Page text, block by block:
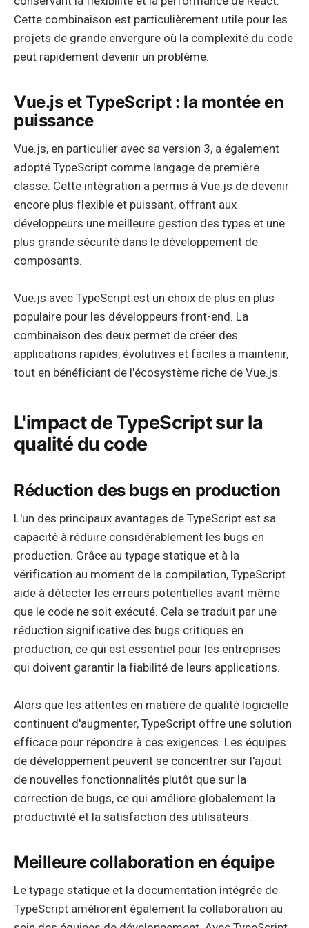
Cette combinaison est particulièrement utile pour les
projets de grande envergure où la complexité du code
peut rapidement devenir un problème.
Vue.js et TypeScript : la montée en
puissance
Vue.js, en particulier avec sa version 3, a également
adopté TypeScript comme langage de première
classe. Cette intégration a permis à Vue.js de devenir
encore plus flexible et puissant, offrant aux
développeurs une meilleure gestion des types et une
plus grande sécurité dans le développement de
composants.
Vue.js avec TypeScript est un choix de plus en plus
populaire pour les développeurs front-end. La
combinaison des deux permet de créer des
applications rapides, évolutives et faciles à maintenir,
tout en bénéficiant de l'écosystème riche de Vue.js.
L'impact de TypeScript sur la
qualité du code
Réduction des bugs en production
L'un des principaux avantages de TypeScript est sa
capacité à réduire considérablement les bugs en
production. Grâce au typage statique et à la
vérification au moment de la compilation, TypeScript
aide à détecter les erreurs potentielles avant même
que le code ne soit exécuté. Cela se traduit par une
réduction significative des bugs critiques en
production, ce qui est essentiel pour les entreprises
qui doivent garantir la fiabilité de leurs applications.
Alors que les attentes en matière de qualité logicielle
continuent d'augmenter, TypeScript offre une solution
efficace pour répondre à ces exigences. Les équipes
de développement peuvent se concentrer sur l'ajout
de nouvelles fonctionnalités plutôt que sur la
correction de bugs, ce qui améliore globalement la
productivité et la satisfaction des utilisateurs.
Meilleure collaboration en équipe
Le typage statique et la documentation intégrée de
TypeScript améliorent également la collaboration au